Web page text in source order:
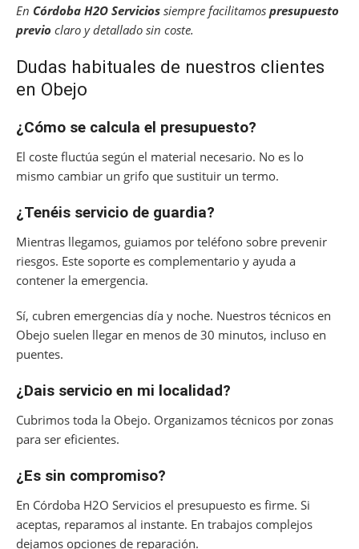
En Córdoba H2O Servicios siempre facilitamos presupuesto
previo claro y detallado sin coste.
Dudas habituales de nuestros clientes
en Obejo
¿Cómo se calcula el presupuesto?
El coste fluctúa según el material necesario. No es lo
mismo cambiar un grifo que sustituir un termo.
¿Tenéis servicio de guardia?
Mientras llegamos, guiamos por teléfono sobre prevenir
riesgos. Este soporte es complementario y ayuda a
contener la emergencia.
Sí, cubren emergencias día y noche. Nuestros técnicos en
Obejo suelen llegar en menos de 30 minutos, incluso en
puentes.
¿Dais servicio en mi localidad?
Cubrimos toda la Obejo. Organizamos técnicos por zonas
para ser eficientes.
¿Es sin compromiso?
En Córdoba H2O Servicios el presupuesto es firme. Si
aceptas, reparamos al instante. En trabajos complejos
dejamos opciones de reparación.